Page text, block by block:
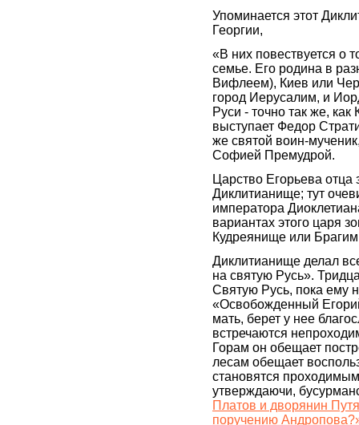
Упоминается этот
Георгии,
«В них повествуется о
семье. Его родина в
Вифлеем), Киев или
город Иерусалим, и
Руси - точно так же,
выступает Федор
же святой воин-
Софией Премудрой.
Царство Егорьева отца
Диклитианище; тут
императора
вариантах этого царя
Кудреянище или
Диклитианище делал
на святую Русь».
Святую Русь, пока ему
«Освобожденный
мать, берет у нее
встречаются
Горам он обещает
лесам обещает
становятся
утверждаючи,
Платов и дворянин
поручению